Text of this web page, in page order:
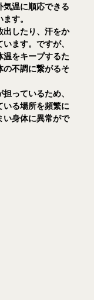
温に順応できる
す。
出したり、汗をか
ます。ですが、
温をキープするた
の不調に繋がるそ
っているため、
いる場所を頻繁に
い身体に異常がで